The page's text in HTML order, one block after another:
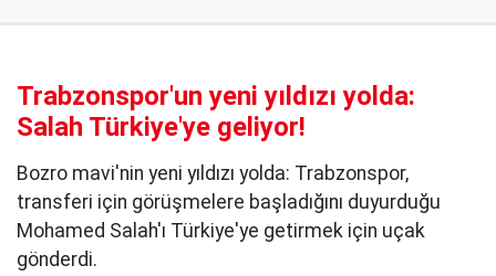
Trabzonspor'un yeni yıldızı yolda:
Salah Türkiye'ye geliyor!
Bozro mavi'nin yeni yıldızı yolda: Trabzonspor,
transferi için görüşmelere başladığını duyurduğu
Mohamed Salah'ı Türkiye'ye getirmek için uçak
gönderdi.